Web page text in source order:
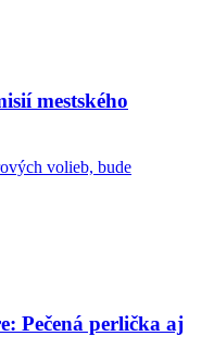
mestského
volieb, bude
Pečená perlička aj